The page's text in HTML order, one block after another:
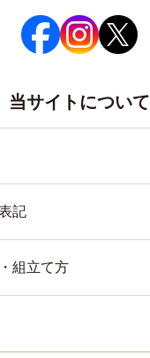
当サイトについて
記
組立て方